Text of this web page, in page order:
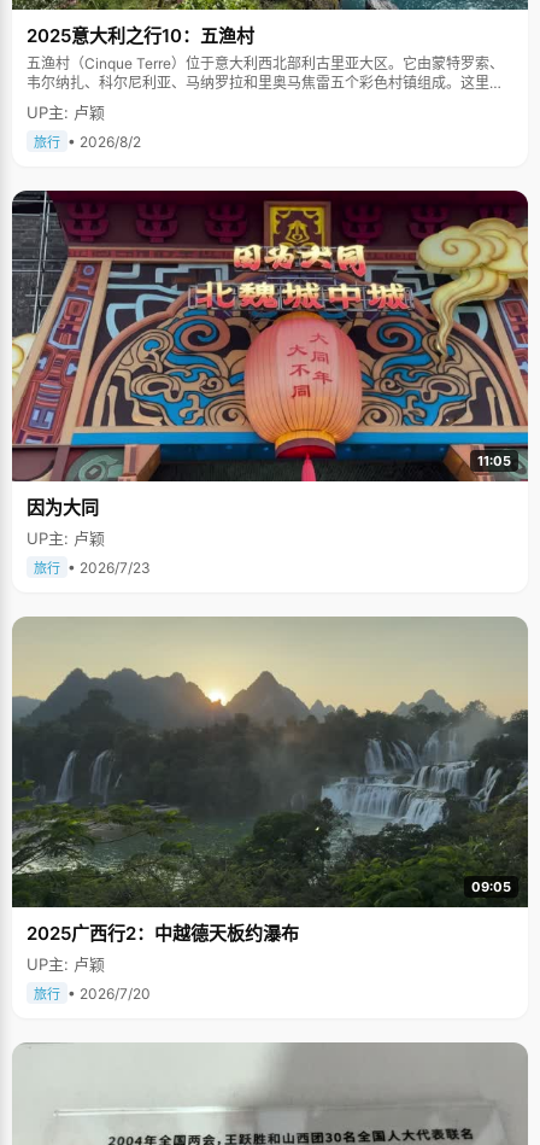
2025意大利之行10：五渔村
五渔村（Cinque Terre）位于意大利西北部利古里亚大区。它由蒙特罗索、
韦尔纳扎、科尔尼利亚、马纳罗拉和里奥马焦雷五个彩色村镇组成。这里依
山傍海，房屋色彩斑斓，1997年被列为世界文化遗产。
UP主: 卢颖
旅行 • 2026/8/2
11:05
因为大同
UP主: 卢颖
旅行 • 2026/7/23
09:05
2025广西行2：中越德天板约瀑布
UP主: 卢颖
旅行 • 2026/7/20